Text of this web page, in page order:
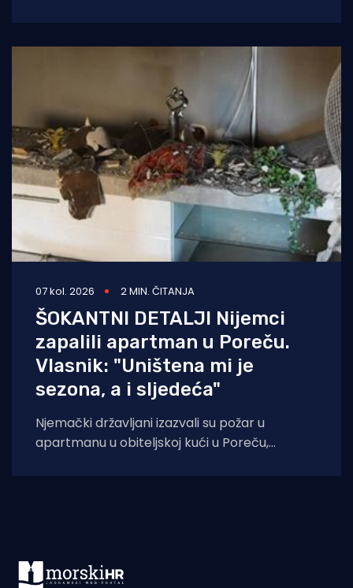
07 kol. 2026 2 MIN. ČITANJA
ŠOKANTNI DETALJI Nijemci
zapalili apartman u Poreču.
Vlasnik: "Uništena mi je
sezona, a i sljedeća"
Njemački državljani izazvali su požar u
apartmanu u obiteljskoj kući u Poreču,